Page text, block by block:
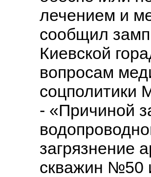
лечением и
сообщил
Киевской
вопросам
соцполитики
- «Причиной
загрязнение
скважин №50